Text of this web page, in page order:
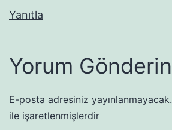
Yanıtla
Yorum Gönderin
E-posta adresiniz yayınlanmayacak.
ile işaretlenmişlerdir